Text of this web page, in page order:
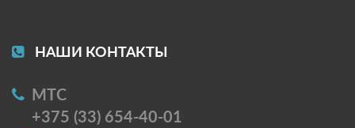
НАШИ КОНТАКТЫ
МТС
+375 (33) 654-40-01